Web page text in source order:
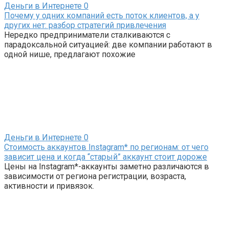
Деньги в Интернете 0
Почему у одних компаний есть поток клиентов, а у
других нет: разбор стратегий привлечения
Нередко предприниматели сталкиваются с
парадоксальной ситуацией: две компании работают в
одной нише, предлагают похожие
Деньги в Интернете 0
Стоимость аккаунтов Instagram* по регионам: от чего
зависит цена и когда “старый” аккаунт стоит дороже
Цены на Instagram*-аккаунты заметно различаются в
зависимости от региона регистрации, возраста,
активности и привязок.